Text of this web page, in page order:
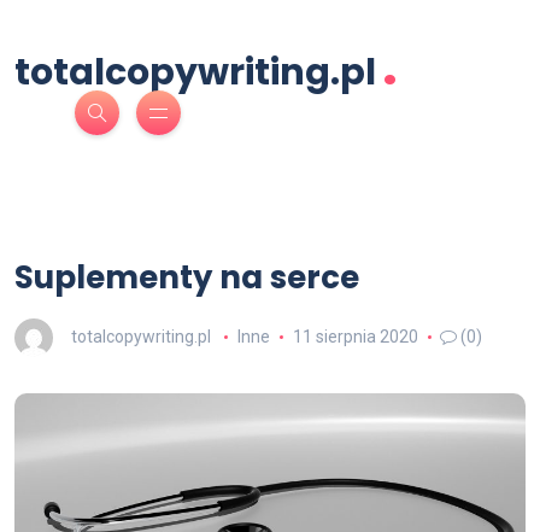
totalcopywriting.pl.
Suplementy na serce
totalcopywriting.pl Inne 11 sierpnia 2020 (0)